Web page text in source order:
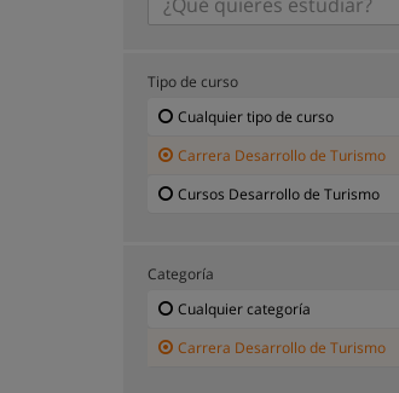
Tipo de curso
Cualquier tipo de curso
Carrera Desarrollo de Turismo
Cursos Desarrollo de Turismo
Categoría
Cualquier categoría
Carrera Desarrollo de Turismo